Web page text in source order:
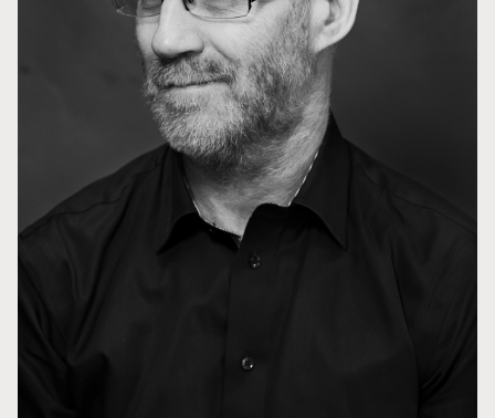
TSOs venner
Bærekraft & samfunn
TSO mot 2030
Barn & unge
Princess Astrid International Music Competition
Jobbe hos oss
Samarbeidspartnere